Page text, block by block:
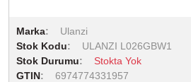
Marka
Ulanzi
Stok Kodu
ULANZI L026GBW1
Stok Durumu
Stokta Yok
GTIN
6974774331957